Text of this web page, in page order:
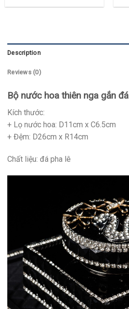
Description
Reviews (0)
Bộ nước hoa thiên nga gắn đá
Kích thước:
+ Lọ nước hoa: D11cm x C6.5cm
+ Đệm: D26cm x R14cm
Chất liệu: đá pha lê